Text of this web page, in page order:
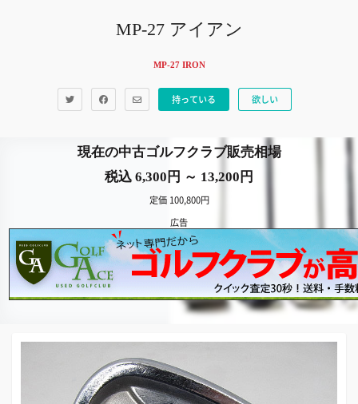
MP-27 アイアン
MP-27 IRON
持っている 欲しい
現在の中古ゴルフクラブ販売相場
税込 6,300円 ～ 13,200円
定価 100,800円
広告